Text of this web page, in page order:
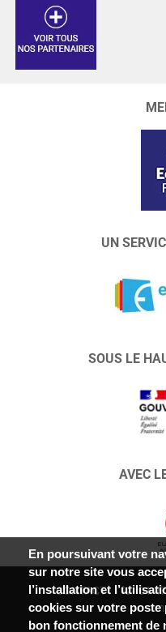
UN
SOUS LE
AVEC
CONTACT : 01
En poursuivant votre
sur notre site vous
l’installation et
cookies sur votre poste
bon fonctionnement de